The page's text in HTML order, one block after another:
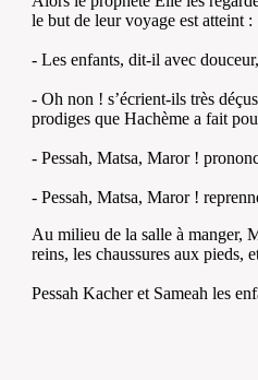
le but de leur voyage est atteint :
- Les enfants, dit-il avec
- Oh non ! s’écrient-ils très
prodiges que Hachème a fait
- Pessah, Matsa, Maror !
- Pessah, Matsa, Maror !
Au milieu de la salle à manger,
reins, les chaussures aux pieds,
Pessah Kacher et Sameah les